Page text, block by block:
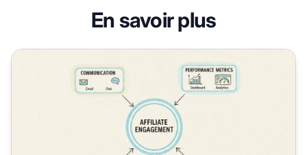
En savoir plus
Comment maintenir l’engagement et la motivation des